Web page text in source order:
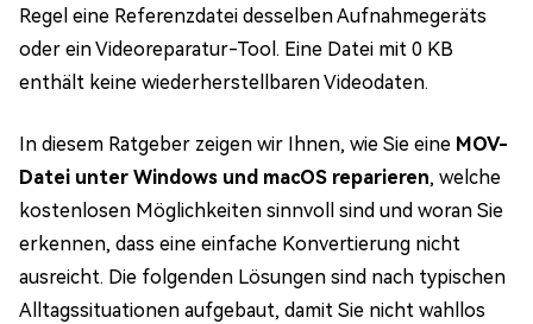
Regel eine Referenzdatei desselben Aufnahmegeräts
oder ein Videoreparatur-Tool. Eine Datei mit 0 KB
enthält keine wiederherstellbaren Videodaten.
In diesem Ratgeber zeigen wir Ihnen, wie Sie eine MOV-
Datei unter Windows und macOS reparieren, welche
kostenlosen Möglichkeiten sinnvoll sind und woran Sie
erkennen, dass eine einfache Konvertierung nicht
ausreicht. Die folgenden Lösungen sind nach typischen
Alltagssituationen aufgebaut, damit Sie nicht wahllos